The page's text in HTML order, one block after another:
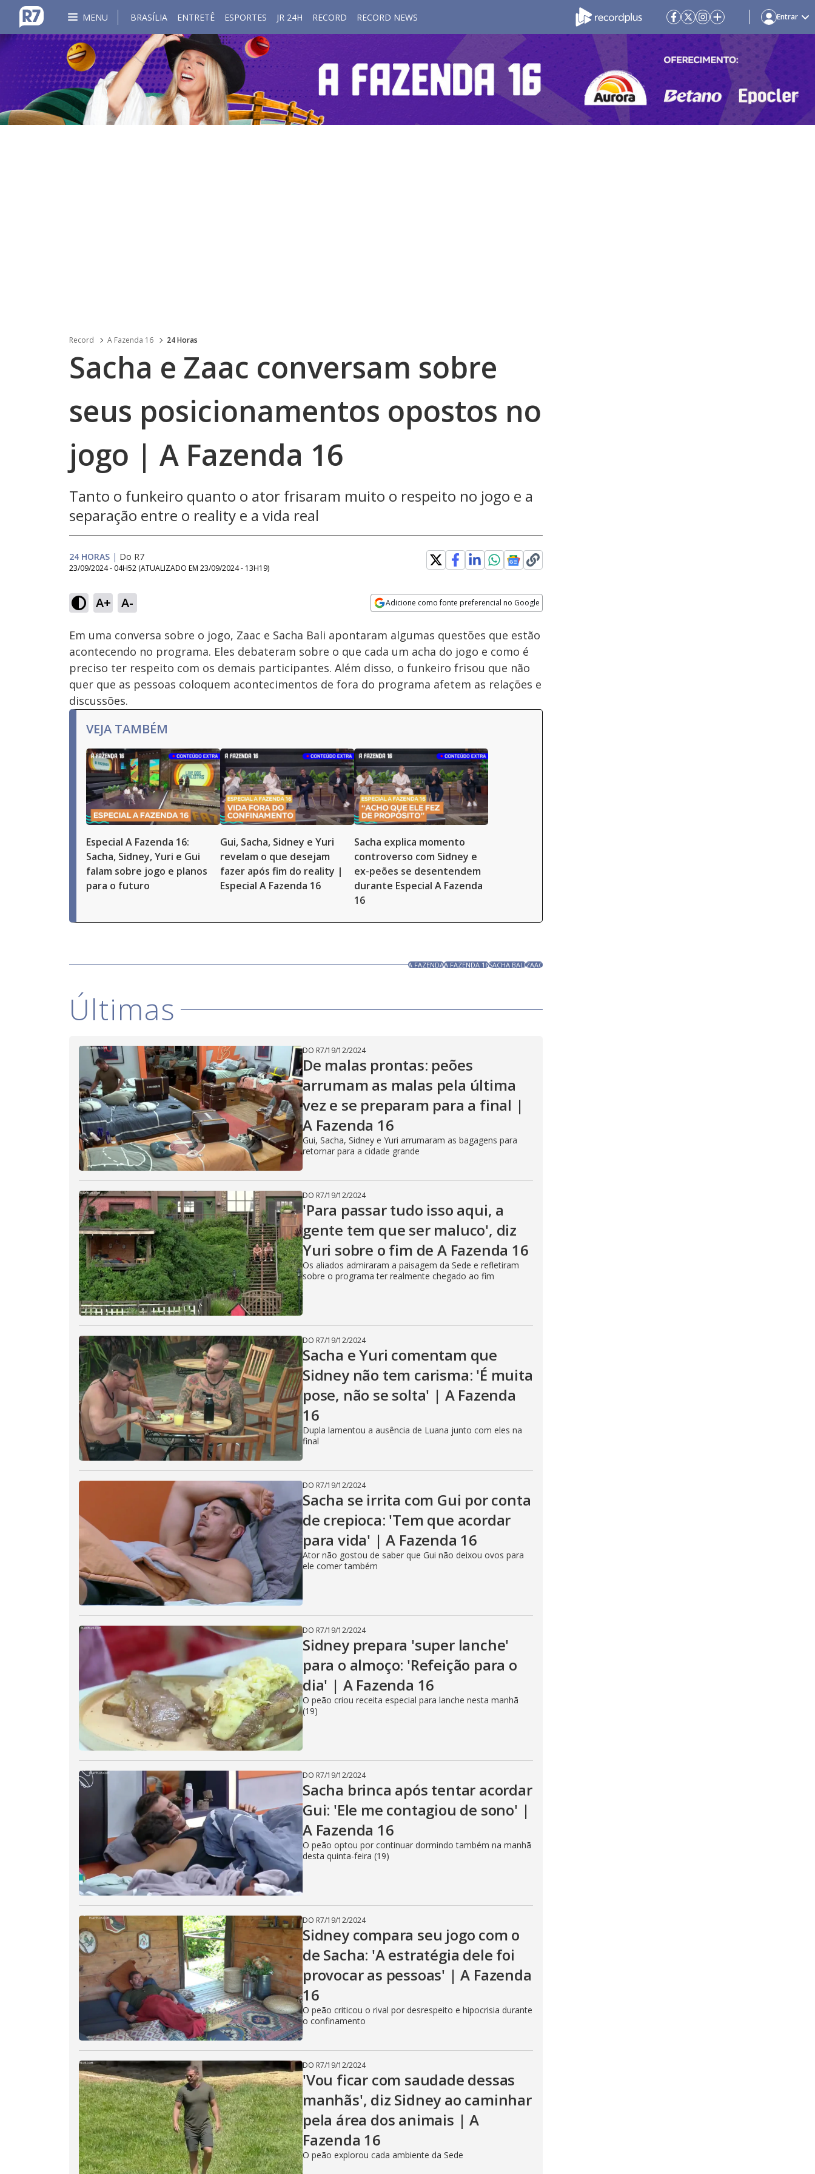
MENU BRASÍLIA ENTRETÊ ESPORTES JR 24H RECORD RECORD NEWS Entrar
Record A Fazenda 16 24 Horas
Sacha e Zaac conversam sobre
seus posicionamentos opostos no
jogo | A Fazenda 16
Tanto o funkeiro quanto o ator frisaram muito o respeito no jogo e a
separação entre o reality e a vida real
24 HORAS | Do R7
23/09/2024 - 04H52 (ATUALIZADO EM 23/09/2024 - 13H19)
A+ A- Adicione como fonte preferencial no Google
Sidney, Yuri e Gui falam sobre
jogo e planos para o futuro
Ativar
Som
16.78%
Velocidade
Em uma conversa sobre o jogo, Zaac e Sacha Bali apontaram algumas questões que estão
acontecendo no programa. Eles debateram sobre o que cada um acha do jogo e como é
preciso ter respeito com os demais participantes. Além disso, o funkeiro frisou que não
quer que as pessoas coloquem acontecimentos de fora do programa afetem as relações e
discussões.
VEJA TAMBÉM
Especial A Fazenda 16:
Sacha, Sidney, Yuri e Gui
falam sobre jogo e planos
para o futuro
Gui, Sacha, Sidney e Yuri
revelam o que desejam
fazer após fim do reality |
Especial A Fazenda 16
Sacha explica momento
controverso com Sidney e
ex-peões se desentendem
durante Especial A Fazenda
16
A FAZENDAA FAZENDA 16SACHA BALIZAAC
Últimas
DO R7/19/12/2024
De malas prontas: peões
arrumam as malas pela última
vez e se preparam para a final |
A Fazenda 16
Gui, Sacha, Sidney e Yuri arrumaram as bagagens para
retornar para a cidade grande
DO R7/19/12/2024
'Para passar tudo isso aqui, a
gente tem que ser maluco', diz
Yuri sobre o fim de A Fazenda 16
Os aliados admiraram a paisagem da Sede e refletiram
sobre o programa ter realmente chegado ao fim
DO R7/19/12/2024
Sacha e Yuri comentam que
Sidney não tem carisma: 'É muita
pose, não se solta' | A Fazenda
16
Dupla lamentou a ausência de Luana junto com eles na
final
DO R7/19/12/2024
Sacha se irrita com Gui por conta
de crepioca: 'Tem que acordar
para vida' | A Fazenda 16
Ator não gostou de saber que Gui não deixou ovos para
ele comer também
DO R7/19/12/2024
Sidney prepara 'super lanche'
para o almoço: 'Refeição para o
dia' | A Fazenda 16
O peão criou receita especial para lanche nesta manhã
(19)
DO R7/19/12/2024
Sacha brinca após tentar acordar
Gui: 'Ele me contagiou de sono' |
A Fazenda 16
O peão optou por continuar dormindo também na manhã
desta quinta-feira (19)
DO R7/19/12/2024
Sidney compara seu jogo com o
de Sacha: 'A estratégia dele foi
provocar as pessoas' | A Fazenda
16
O peão criticou o rival por desrespeito e hipocrisia durante
o confinamento
DO R7/19/12/2024
'Vou ficar com saudade dessas
manhãs', diz Sidney ao caminhar
pela área dos animais | A
Fazenda 16
O peão explorou cada ambiente da Sede